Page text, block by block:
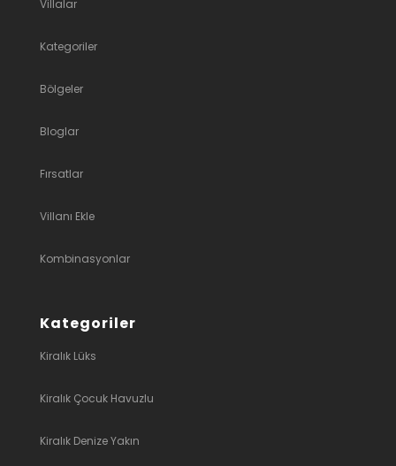
Villalar
Kategoriler
Bölgeler
Bloglar
Fırsatlar
Villanı Ekle
Kombinasyonlar
Kategoriler
Kiralık Lüks
Kiralık Çocuk Havuzlu
Kiralık Denize Yakın